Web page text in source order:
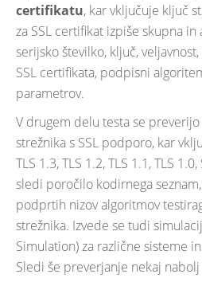
certifikatu, kar vključuje ključ
za SSL certifikat izpiše skupna
serijsko številko, ključ,
SSL certifikata, podpisni
parametrov.
V drugem delu testa se
strežnika s SSL podporo, kar
TLS 1.3, TLS 1.2, TLS 1.1, TLS
sledi poročilo kodirnega
podprtih nizov algoritmov
strežnika. Izvede se tudi
Simulation) za različne sisteme
Sledi še preverjanje nekaj